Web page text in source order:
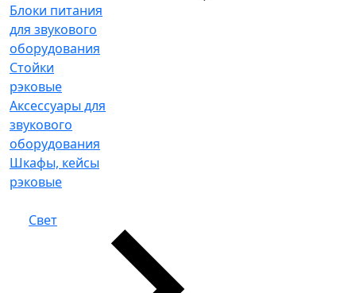
Блоки питания
для звукового
оборудования
Стойки
рэковые
Аксессуары для
звукового
оборудования
Шкафы, кейсы
рэковые
Свет